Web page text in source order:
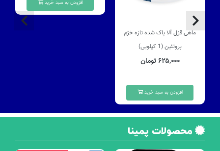
ماهی قزل آلا پاک شده تازه خرّم
پروتئین (1 کیلویی)
۶۲۵,۰۰۰ تومان
افزودن به سبد خرید
افزودن به سبد خرید
محصولات پمینا